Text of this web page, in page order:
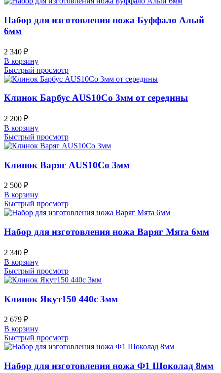
Набор для изготовления ножа Буффало Алый
6мм
2 340 ₽
В корзину
Быстрый просмотр
Клинок Барбус AUS10Co 3мм от середины
2 200 ₽
В корзину
Быстрый просмотр
Клинок Варяг AUS10Co 3мм
2 500 ₽
В корзину
Быстрый просмотр
Набор для изготовления ножа Варяг Мята 6мм
2 340 ₽
В корзину
Быстрый просмотр
Клинок Якут150 440c 3мм
2 679 ₽
В корзину
Быстрый просмотр
Набор для изготовления ножа Ф1 Шоколад 8мм